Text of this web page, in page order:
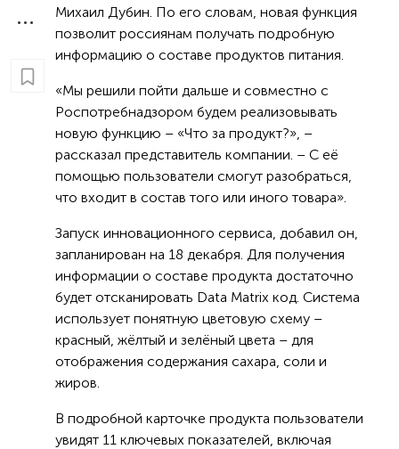
Михаил Дубин. По его словам, новая функция
позволит россиянам получать подробную
информацию о составе продуктов питания.
«Мы решили пойти дальше и совместно с
Роспотребнадзором будем реализовывать
новую функцию – «Что за продукт?», –
рассказал представитель компании. – С её
помощью пользователи смогут разобраться,
что входит в состав того или иного товара».
Запуск инновационного сервиса, добавил он,
запланирован на 18 декабря. Для получения
информации о составе продукта достаточно
будет отсканировать Data Matrix код. Система
использует понятную цветовую схему –
красный, жёлтый и зелёный цвета – для
отображения содержания сахара, соли и
жиров.
В подробной карточке продукта пользователи
увидят 11 ключевых показателей, включая